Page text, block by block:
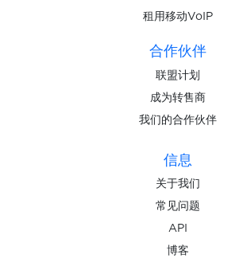
租用移动VoIP
合作伙伴
联盟计划
成为转售商
我们的合作伙伴
信息
关于我们
常见问题
API
博客